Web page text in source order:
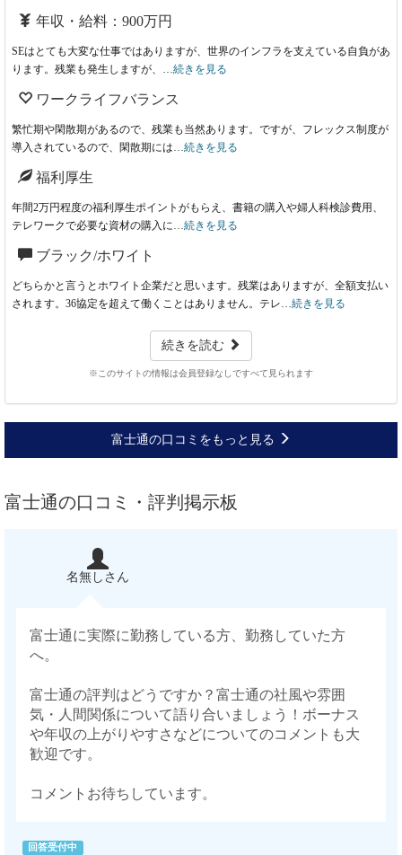
年収・給料：900万円
SEはとても大変な仕事ではありますが、世界のインフラを支えている自負があ
ります。残業も発生しますが、… 続きを見る
ワークライフバランス
繁忙期や閑散期があるので、残業も当然あります。ですが、フレックス制度が
導入されているので、閑散期には… 続きを見る
福利厚生
年間2万円程度の福利厚生ポイントがもらえ、書籍の購入や婦人科検診費用、
テレワークで必要な資材の購入に… 続きを見る
ブラック/ホワイト
どちらかと言うとホワイト企業だと思います。残業はありますが、全額支払い
されます。36協定を超えて働くことはありません。テレ… 続きを見る
続きを読む
※このサイトの情報は会員登録なしですべて見られます
富士通の口コミをもっと見る
富士通の口コミ・評判掲示板
名無しさん
富士通に実際に勤務している方、勤務していた方
へ。
富士通の評判はどうですか？富士通の社風や雰囲
気・人間関係について語り合いましょう！ボーナス
や年収の上がりやすさなどについてのコメントも大
歓迎です。
コメントお待ちしています。
回答受付中